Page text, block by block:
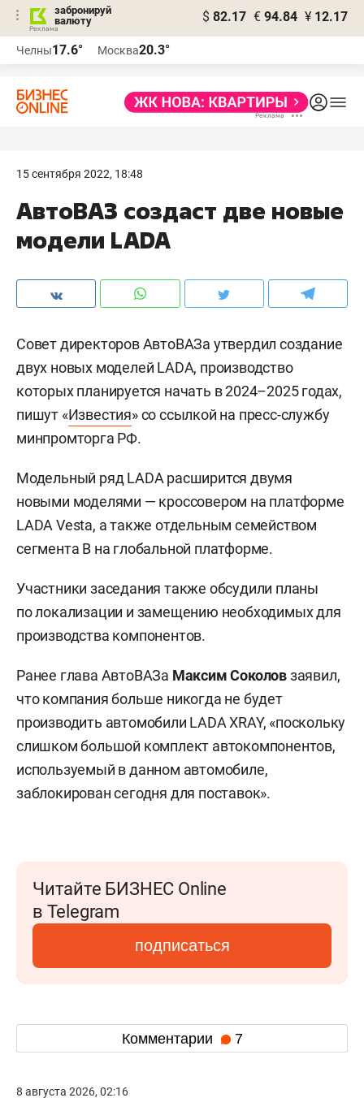
забронируй
валюту
$ 82.17 € 94.84 ¥ 12.17
Челны17.6° Москва20.3°
15 сентября 2022, 18:48
АвтоВАЗ создаст две новые
модели LADA
Совет директоров АвтоВАЗа утвердил создание
двух новых моделей LADA, производство
которых планируется начать в 2024–2025 годах,
пишут «Известия» со ссылкой на пресс-службу
минпромторга РФ.
Модельный ряд LADA расширится двумя
новыми моделями — кроссовером на платформе
LADA Vesta, а также отдельным семейством
сегмента В на глобальной платформе.
Участники заседания также обсудили планы
по локализации и замещению необходимых для
производства компонентов.
Ранее глава АвтоВАЗа Максим Соколовзаявил,
что компания больше никогда не будет
производить автомобили LADA XRAY, «поскольку
слишком большой комплект автокомпонентов,
используемый в данном автомобиле,
заблокирован сегодня для поставок».
Читайте БИЗНЕС Online
в Telegram
подписаться
Комментарии 7
8 августа 2026, 02:16